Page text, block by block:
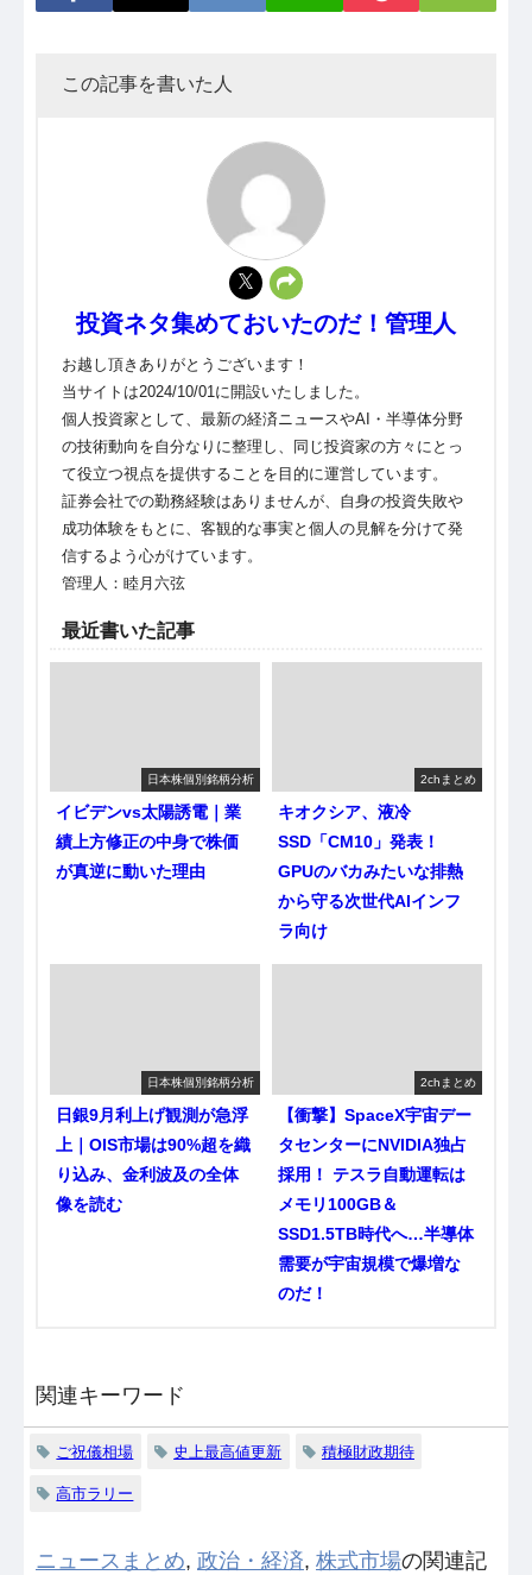
この記事を書いた人
投資ネタ集めておいたのだ！管理人
お越し頂きありがとうございます！
当サイトは2024/10/01に開設いたしました。
個人投資家として、最新の経済ニュースやAI・半導体分野
の技術動向を自分なりに整理し、同じ投資家の方々にとっ
て役立つ視点を提供することを目的に運営しています。
証券会社での勤務経験はありませんが、自身の投資失敗や
成功体験をもとに、客観的な事実と個人の見解を分けて発
信するよう心がけています。
管理人：睦月六弦
最近書いた記事
日本株個別銘柄分析
イビデンvs太陽誘電｜業
績上方修正の中身で株価
が真逆に動いた理由
2chまとめ
キオクシア、液冷
SSD「CM10」発表！
GPUのバカみたいな排熱
から守る次世代AIインフ
ラ向け
日本株個別銘柄分析
日銀9月利上げ観測が急浮
上｜OIS市場は90%超を織
り込み、金利波及の全体
像を読む
2chまとめ
【衝撃】SpaceX宇宙デー
タセンターにNVIDIA独占
採用！ テスラ自動運転は
メモリ100GB＆
SSD1.5TB時代へ…半導体
需要が宇宙規模で爆増な
のだ！
関連キーワード
ご祝儀相場 史上最高値更新 積極財政期待
高市ラリー
ニュースまとめ, 政治・経済, 株式市場の関連記